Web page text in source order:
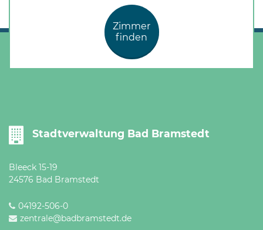
Zimmer
finden
Stadtverwaltung Bad Bramstedt
Bleeck 15-19
24576 Bad Bramstedt
04192-506-0
zentrale@badbramstedt.de